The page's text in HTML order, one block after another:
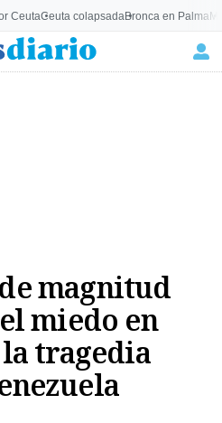
CeutaCeuta colapsadaBronca en Palma
magnitud
miedo en
la tragedia